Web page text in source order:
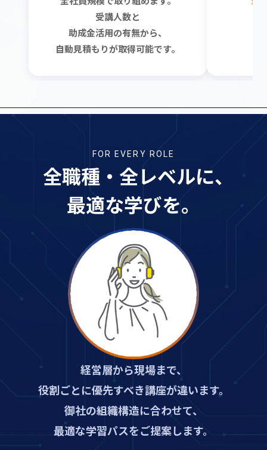
受講人数と
助成金活用の有無から、
自動見積もりが取得可能です。
FOR EVERY ROLE
全職種・全レベルに、
最適な学びを。
経営層から現場まで、
役割ごとに優先すべき講座が違います。
御社の組織構造に合わせて、
最適な学習パスをご提案します。